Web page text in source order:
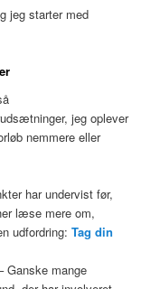
jeg starter med
jeg oplever
nemmere eller
har undervist før,
læse mere om,
udfordring: Tag din
Ganske mange